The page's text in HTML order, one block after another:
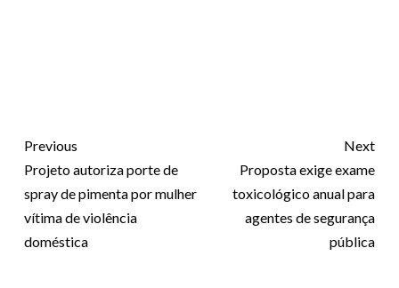
Previous
Projeto autoriza porte de
spray de pimenta por mulher
vítima de violência
doméstica
Next
Proposta exige exame
toxicológico anual para
agentes de segurança
pública